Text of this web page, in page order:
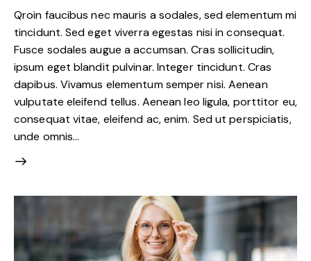
Qroin faucibus nec mauris a sodales, sed elementum mi
tincidunt. Sed eget viverra egestas nisi in consequat.
Fusce sodales augue a accumsan. Cras sollicitudin,
ipsum eget blandit pulvinar. Integer tincidunt. Cras
dapibus. Vivamus elementum semper nisi. Aenean
vulputate eleifend tellus. Aenean leo ligula, porttitor eu,
consequat vitae, eleifend ac, enim. Sed ut perspiciatis,
unde omnis…